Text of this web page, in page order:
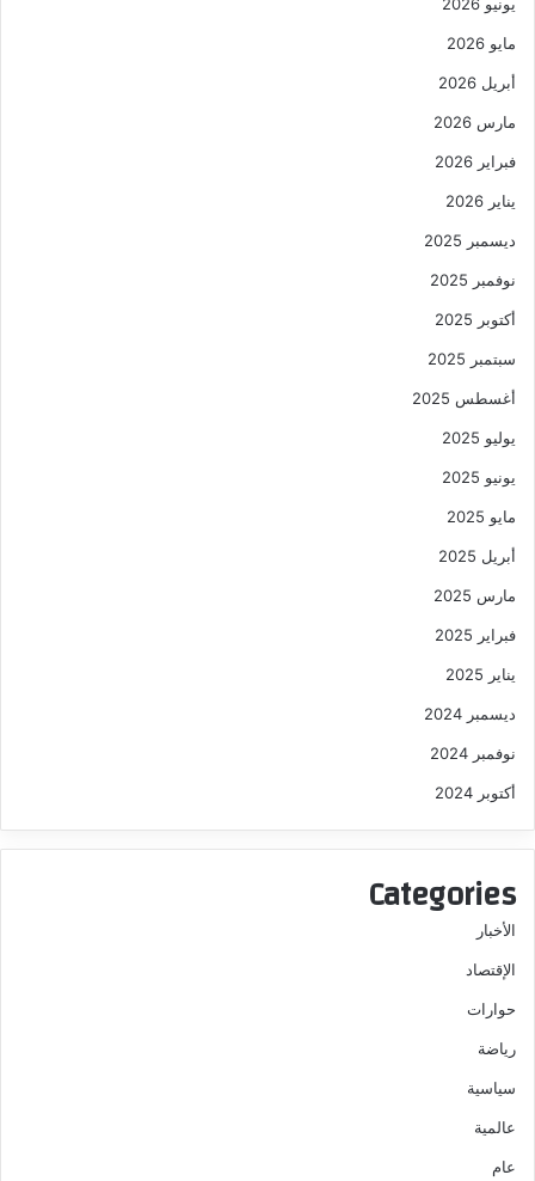
مايو 2026
أبريل 2026
مارس 2026
فبراير 2026
يناير 2026
ديسمبر 2025
نوفمبر 2025
أكتوبر 2025
سبتمبر 2025
أغسطس 2025
يوليو 2025
يونيو 2025
مايو 2025
أبريل 2025
مارس 2025
فبراير 2025
يناير 2025
ديسمبر 2024
نوفمبر 2024
أكتوبر 2024
Categories
الأخبار
الإقتصاد
حوارات
رياضة
سياسية
عالمية
عام